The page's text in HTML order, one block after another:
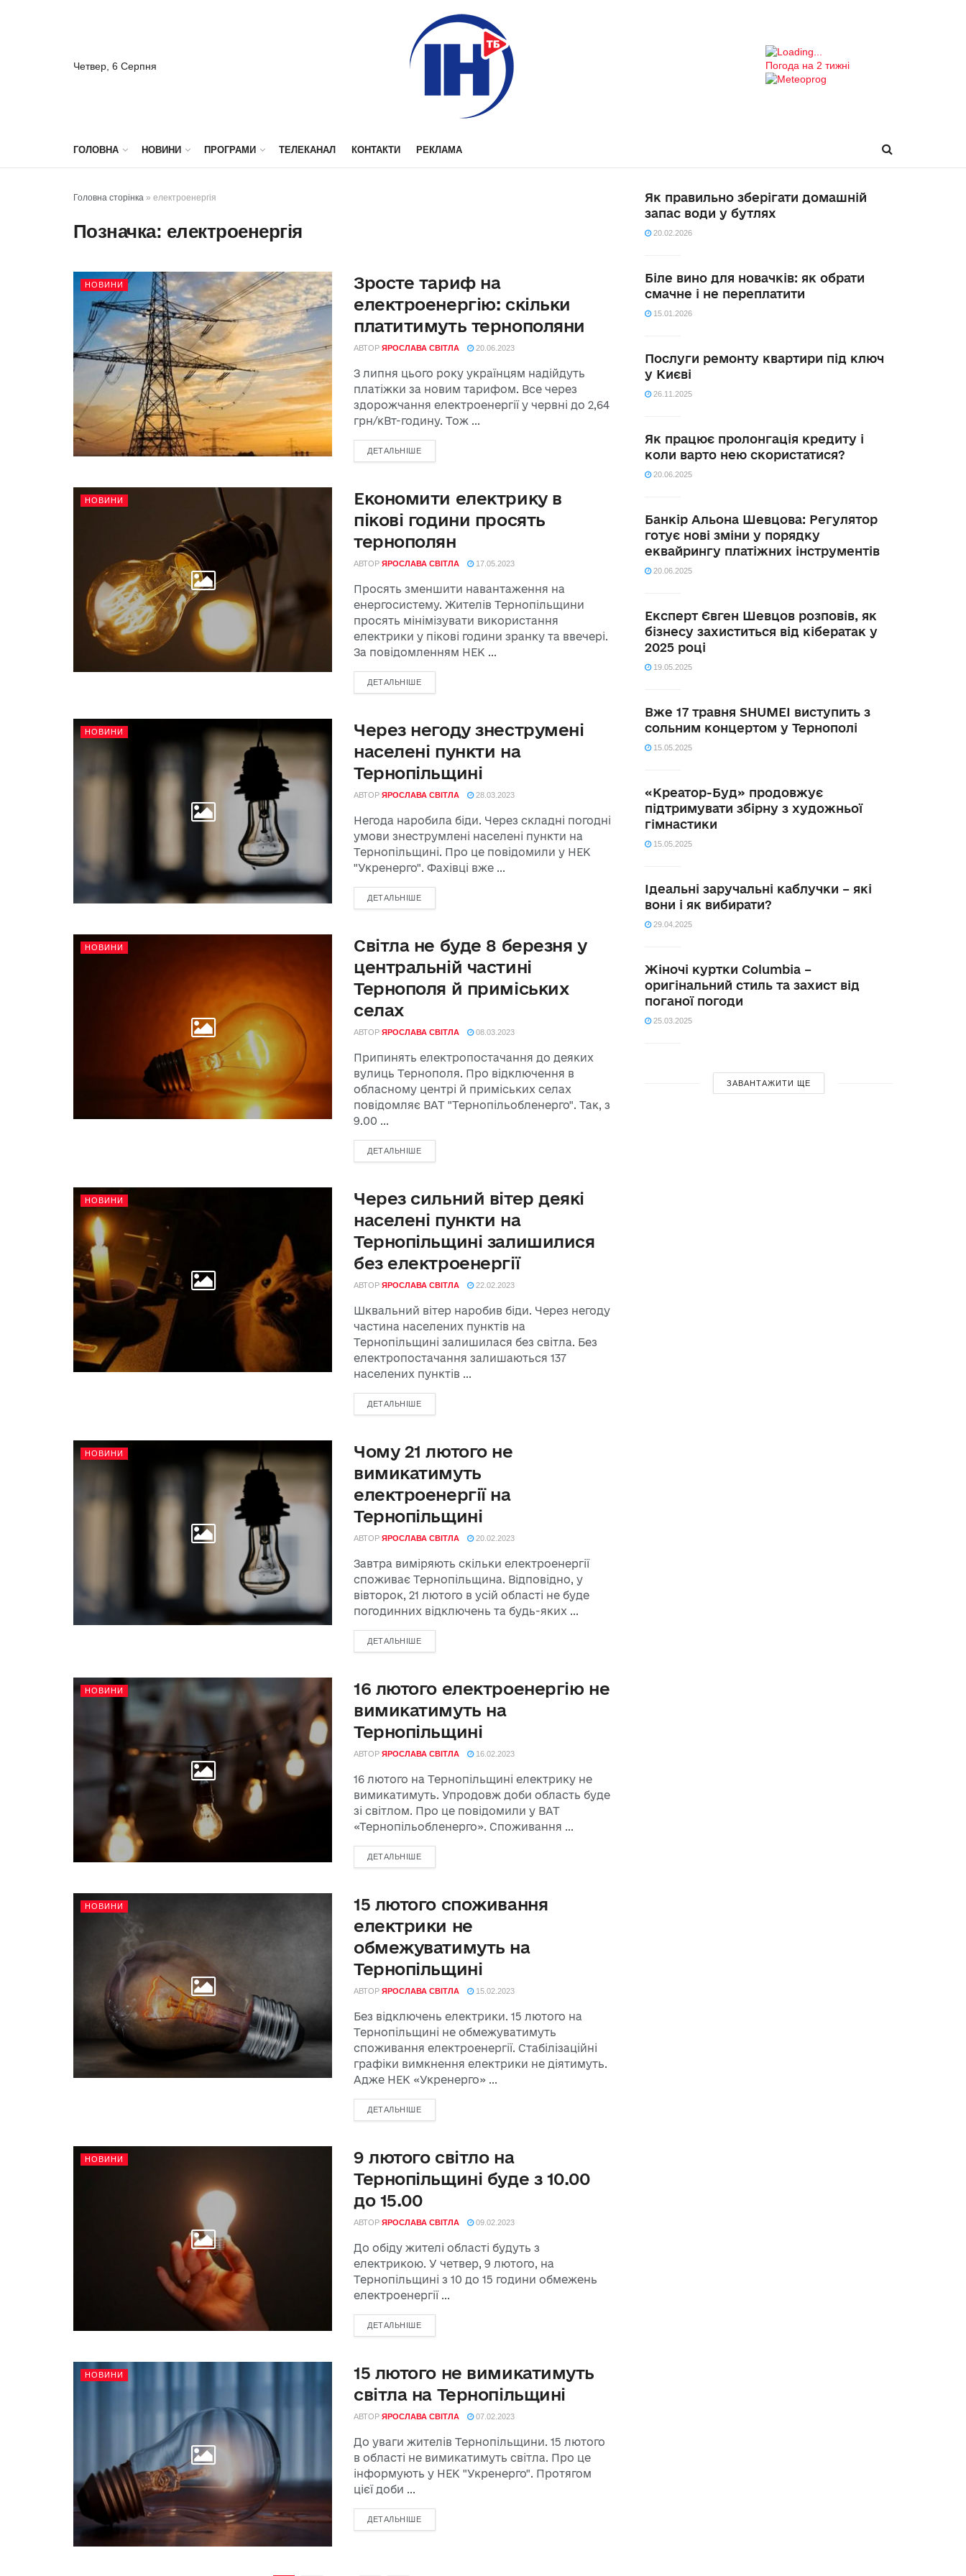
Четвер, 6 Серпня Погода на 2 тижні
ГОЛОВНА НОВИНИ ПРОГРАМИ ТЕЛЕКАНАЛ КОНТАКТИ РЕКЛАМА
Головна сторінка » електроенергія
Позначка: електроенергія
НОВИНИ
Зросте тариф на
електроенергію: скільки
платитимуть тернополяни
АВТОР ЯРОСЛАВА СВІТЛА 20.06.2023
З липня цього року українцям надійдуть
платіжки за новим тарифом. Все через
здорожчання електроенергії у червні до 2,64
грн/кВт-годину. Тож ...
ДЕТАЛЬНІШЕ
НОВИНИ
Економити електрику в
пікові години просять
тернополян
АВТОР ЯРОСЛАВА СВІТЛА 17.05.2023
Просять зменшити навантаження на
енергосистему. Жителів Тернопільщини
просять мінімізувати використання
електрики у пікові години зранку та ввечері.
За повідомленням НЕК ...
ДЕТАЛЬНІШЕ
НОВИНИ
Через негоду знеструмені
населені пункти на
Тернопільщині
АВТОР ЯРОСЛАВА СВІТЛА 28.03.2023
Негода наробила біди. Через складні погодні
умови знеструмлені населені пункти на
Тернопільщині. Про це повідомили у НЕК
"Укренерго". Фахівці вже ...
ДЕТАЛЬНІШЕ
НОВИНИ
Світла не буде 8 березня у
центральній частині
Тернополя й приміських
селах
АВТОР ЯРОСЛАВА СВІТЛА 08.03.2023
Припинять електропостачання до деяких
вулиць Тернополя. Про відключення в
обласному центрі й приміських селах
повідомляє ВАТ "Тернопільобленерго". Так, з
9.00 ...
ДЕТАЛЬНІШЕ
НОВИНИ
Через сильний вітер деякі
населені пункти на
Тернопільщині залишилися
без електроенергії
АВТОР ЯРОСЛАВА СВІТЛА 22.02.2023
Шквальний вітер наробив біди. Через негоду
частина населених пунктів на
Тернопільщині залишилася без світла. Без
електропостачання залишаються 137
населених пунктів ...
ДЕТАЛЬНІШЕ
НОВИНИ
Чому 21 лютого не
вимикатимуть
електроенергії на
Тернопільщині
АВТОР ЯРОСЛАВА СВІТЛА 20.02.2023
Завтра виміряють скільки електроенергії
споживає Тернопільщина. Відповідно, у
вівторок, 21 лютого в усій області не буде
погодинних відключень та будь-яких ...
ДЕТАЛЬНІШЕ
НОВИНИ
16 лютого електроенергію не
вимикатимуть на
Тернопільщині
АВТОР ЯРОСЛАВА СВІТЛА 16.02.2023
16 лютого на Тернопільщині електрику не
вимикатимуть. Упродовж доби область буде
зі світлом. Про це повідомили у ВАТ
«Тернопільобленерго». Споживання ...
ДЕТАЛЬНІШЕ
НОВИНИ
15 лютого споживання
електрики не
обмежуватимуть на
Тернопільщині
АВТОР ЯРОСЛАВА СВІТЛА 15.02.2023
Без відключень електрики. 15 лютого на
Тернопільщині не обмежуватимуть
споживання електроенергії. Стабілізаційні
графіки вимкнення електрики не діятимуть.
Адже НЕК «Укренерго» ...
ДЕТАЛЬНІШЕ
НОВИНИ
9 лютого світло на
Тернопільщині буде з 10.00
до 15.00
АВТОР ЯРОСЛАВА СВІТЛА 09.02.2023
До обіду жителі області будуть з
електрикою. У четвер, 9 лютого, на
Тернопільщині з 10 до 15 години обмежень
електроенергії ...
ДЕТАЛЬНІШЕ
НОВИНИ
15 лютого не вимикатимуть
світла на Тернопільщині
АВТОР ЯРОСЛАВА СВІТЛА 07.02.2023
До уваги жителів Тернопільщини. 15 лютого
в області не вимикатимуть світла. Про це
інформують у НЕК "Укренерго". Протягом
цієї доби ...
ДЕТАЛЬНІШЕ
Як правильно зберігати домашній
запас води у бутлях
20.02.2026
Біле вино для новачків: як обрати
смачне і не переплатити
15.01.2026
Послуги ремонту квартири під ключ
у Києві
26.11.2025
Як працює пролонгація кредиту і
коли варто нею скористатися?
20.06.2025
Банкір Альона Шевцова: Регулятор
готує нові зміни у порядку
еквайрингу платіжних інструментів
20.06.2025
Експерт Євген Шевцов розповів, як
бізнесу захиститься від кібератак у
2025 році
19.05.2025
Вже 17 травня SHUMEI виступить з
сольним концертом у Тернополі
15.05.2025
«Креатор-Буд» продовжує
підтримувати збірну з художньої
гімнастики
15.05.2025
Ідеальні заручальні каблучки – які
вони і як вибирати?
29.04.2025
Жіночі куртки Columbia –
оригінальний стиль та захист від
поганої погоди
25.03.2025
ЗАВАНТАЖИТИ ЩЕ